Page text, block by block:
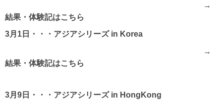
→
結果・体験記はこちら
3月1日・・・アジアシリーズ in Korea
→
結果・体験記はこちら
3月9日・・・アジアシリーズ in HongKong